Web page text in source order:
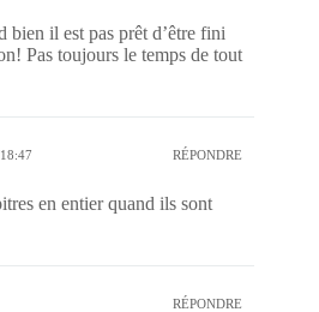
bien il est pas prêt d’être fini
Pas toujours le temps de tout
RÉPONDRE
en entier quand ils sont
RÉPONDRE